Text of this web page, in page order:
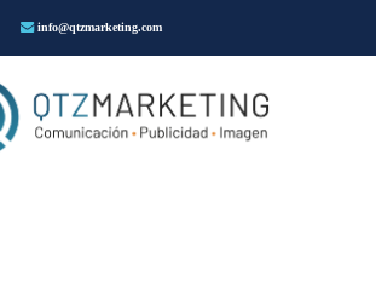
info@qtzmarketing.com